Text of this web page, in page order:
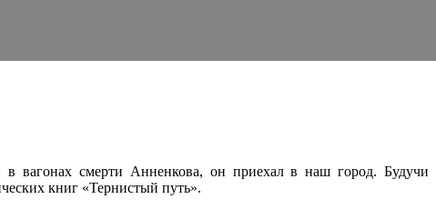
вагонах смерти Анненкова, он приехал в наш город. Будучи
книг «Тернистый путь».